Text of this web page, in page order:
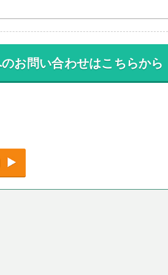
お問い合わせはこちらから